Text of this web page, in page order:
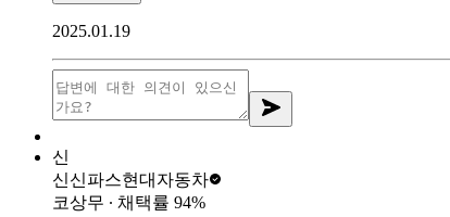
2025.01.19
신
신신파스현대자동차
코상무 ∙ 채택률 94%